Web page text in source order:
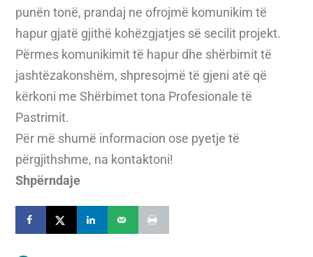
punën tonë, prandaj ne ofrojmë komunikim të
hapur gjatë gjithë kohëzgjatjes së secilit projekt.
Përmes komunikimit të hapur dhe shërbimit të
jashtëzakonshëm, shpresojmë të gjeni atë që
kërkoni me Shërbimet tona Profesionale të
Pastrimit.
Për më shumë informacion ose pyetje të
përgjithshme, na kontaktoni!
Shpërndaje